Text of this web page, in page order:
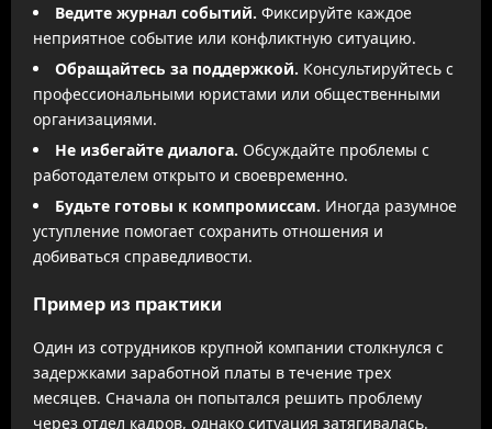
Ведите журнал событий. Фиксируйте каждое
неприятное событие или конфликтную ситуацию.
Обращайтесь за поддержкой. Консультируйтесь с
профессиональными юристами или общественными
организациями.
Не избегайте диалога. Обсуждайте проблемы с
работодателем открыто и своевременно.
Будьте готовы к компромиссам. Иногда разумное
уступление помогает сохранить отношения и
добиваться справедливости.
Пример из практики
Один из сотрудников крупной компании столкнулся с
задержками заработной платы в течение трех
месяцев. Сначала он попытался решить проблему
через отдел кадров, однако ситуация затягивалась.